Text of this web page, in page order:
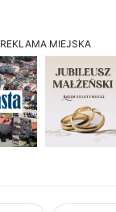
REKLAMA MIEJSKA